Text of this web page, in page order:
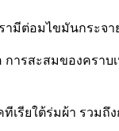
ามีต่อมไขมันกระจ
ารสะสมของคร
รียใต้ร่มผ้า รวม